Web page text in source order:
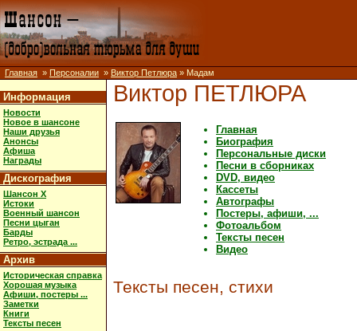
Главная » Персоналии » Виктор Петлюра » Мадам
Информация
Новости
Новое в шансоне
Наши друзья
Анонсы
Афиша
Награды
Дискография
Шансон X
Истоки
Военный шансон
Песни цыган
Барды
Ретро, эстрада ...
Архив
Историческая справка
Хорошая музыка
Афиши, постеры ...
Заметки
Книги
Тексты песен
Виктор ПЕТЛЮРА
Главная
Биография
Персональные диски
Песни в сборниках
DVD, видео
Кассеты
Автографы
Постеры, афиши, ...
Фотоальбом
Тексты песен
Видео
Тексты песен, стихи